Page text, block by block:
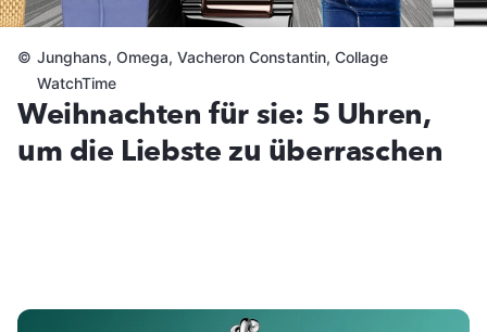
Weihnachten für sie: 5 Uhren,
um die Liebste zu überraschen
© Junghans, Omega, Vacheron Constantin, Collage
WatchTime